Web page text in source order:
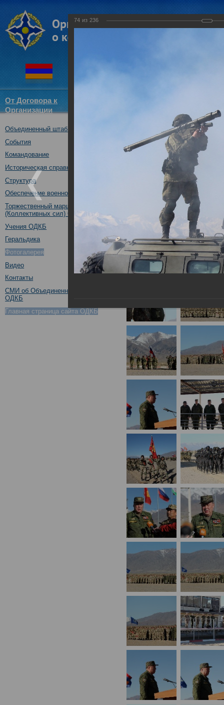
От Договора к
Организации
Объединенный штаб ОДКБ
События
Командование
Историческая справка
Структура
Обеспечение военной безопасности
Торжественный марш Войск
(Коллективных сил) ОДКБ
Учения ОДКБ
Геральдика
Фотогалерея
Видео
Контакты
СМИ об Объединенном штабе
ОДКБ
Главная страница сайта ОДКБ
Совместное тактическое
«Рубеж-2016»
04.10.2016
74 из 236